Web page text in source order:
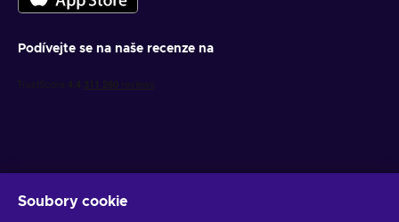
Podívejte se na naše recenze na
Získejte personalizované nabídky her
Soubory cookie